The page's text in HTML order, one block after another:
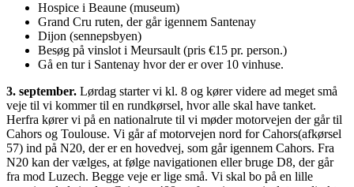
Hospice i Beaune (museum)
Grand Cru ruten, der går igennem Santenay
Dijon (sennepsbyen)
Besøg på vinslot i Meursault (pris €15 pr. person.)
Gå en tur i Santenay hvor der er over 10 vinhuse.
3. september. Lørdag starter vi kl. 8 og kører videre ad meget små
veje til vi kommer til en rundkørsel, hvor alle skal have tanket.
Herfra kører vi på en nationalrute til vi møder motorvejen der går til
Cahors og Toulouse. Vi går af motorvejen nord for Cahors(afkørsel
57) ind på N20, der er en hovedvej, som går igennem Cahors. Fra
N20 kan der vælges, at følge navigationen eller bruge D8, der går
fra mod Luzech. Begge veje er lige små. Vi skal bo på en lille